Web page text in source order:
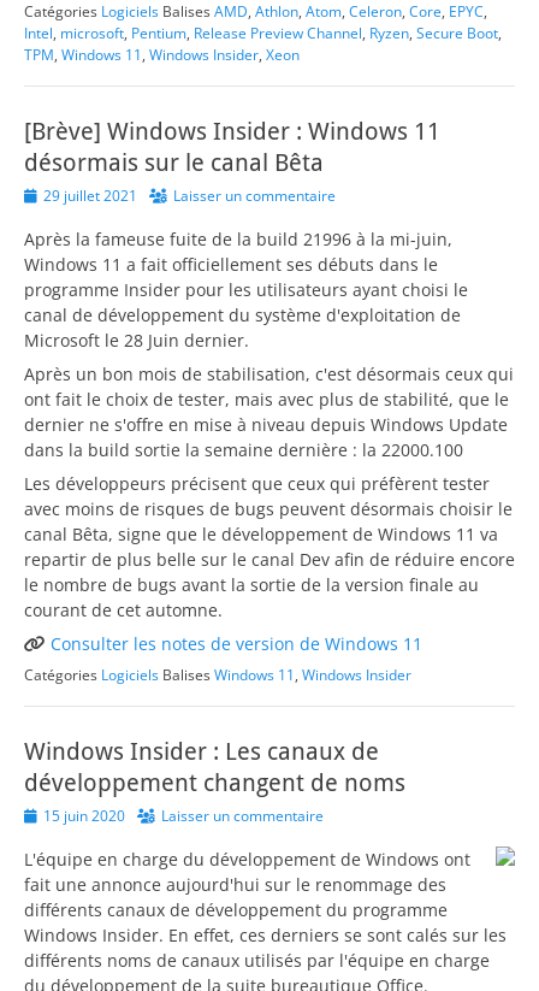
Catégories Logiciels BalisesAMD, Athlon, Atom, Celeron, Core, EPYC,
Intel, microsoft, Pentium, Release Preview Channel, Ryzen, Secure Boot,
TPM, Windows 11, Windows Insider, Xeon
[Brève] Windows Insider : Windows 11
désormais sur le canal Bêta
Posted29 juillet 2021 Laisser un commentaire
Après la fameuse fuite de la build 21996 à la mi-juin,
Windows 11 a fait officiellement ses débuts dans le
programme Insider pour les utilisateurs ayant choisi le
canal de développement du système d'exploitation de
Microsoft le 28 Juin dernier.
Après un bon mois de stabilisation, c'est désormais ceux qui
ont fait le choix de tester, mais avec plus de stabilité, que le
dernier ne s'offre en mise à niveau depuis Windows Update
dans la build sortie la semaine dernière : la 22000.100
Les développeurs précisent que ceux qui préfèrent tester
avec moins de risques de bugs peuvent désormais choisir le
canal Bêta, signe que le développement de Windows 11 va
repartir de plus belle sur le canal Dev afin de réduire encore
le nombre de bugs avant la sortie de la version finale au
courant de cet automne.
Consulter les notes de version de Windows 11
Catégories Logiciels BalisesWindows 11, Windows Insider
Windows Insider : Les canaux de
développement changent de noms
Posted15 juin 2020 Laisser un commentaire
L'équipe en charge du développement de Windows ont
fait une annonce aujourd'hui sur le renommage des
différents canaux de développement du programme
Windows Insider. En effet, ces derniers se sont calés sur les
différents noms de canaux utilisés par l'équipe en charge
du développement de la suite bureautique Office.